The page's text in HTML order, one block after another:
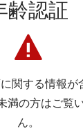
に関連する
全世界の
齢認証
関する情報が
満の方はご覧
ん。